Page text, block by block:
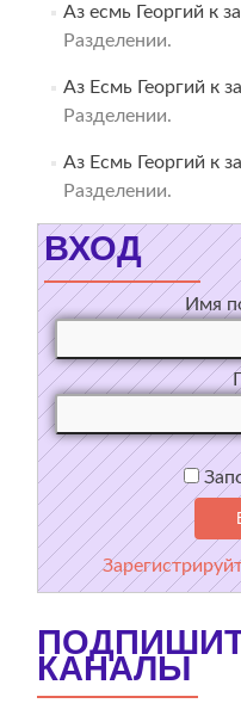
Аз есмь Георгий к
Разделении.
Аз Есмь Георгий к
Разделении.
Аз Есмь Георгий к
Разделении.
ВХОД
Имя
КАНАЛЫ